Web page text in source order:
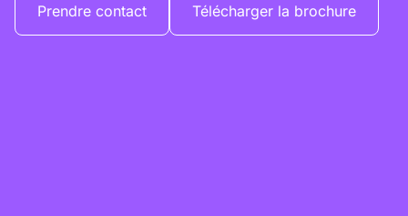
Prendre contact
Télécharger la brochure